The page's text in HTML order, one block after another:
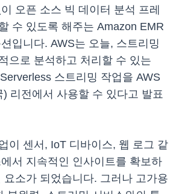
오픈 소스 빅 데이터 분석 프레
수 있도록 해주는 Amazon EMR
입니다. AWS는 오늘, 스트리밍
으로 분석하고 처리할 수 있는
스트리밍 작업을 AWS
) 리전에서 사용할 수 있다고 발표
이 센서, IoT 디바이스, 웹 로그 같
서 지속적인 인사이트를 확보하
요소가 되었습니다. 그러나 고가용